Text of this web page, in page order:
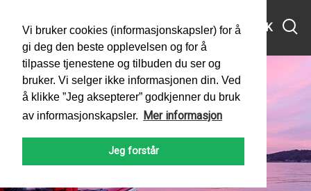
Vi bruker cookies (informasjonskapsler) for å
gi deg den beste opplevelsen og for å
tilpasse tjenestene og tilbuden du ser og
bruker. Vi selger ikke informasjonen din. Ved
å klikke ”Jeg aksepterer” godkjenner du bruk
av informasjonskapsler.
Mer informasjon
Jeg forstår
MENY SØK